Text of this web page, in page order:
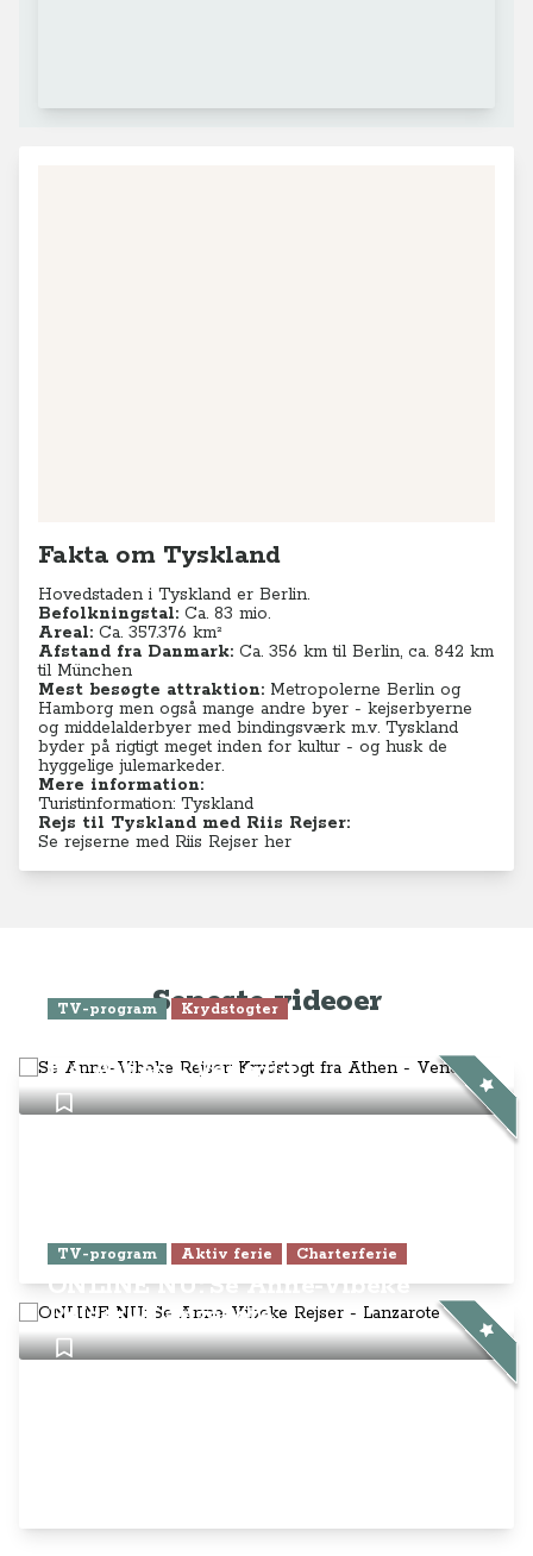
Fakta om Tyskland
Hovedstaden i Tyskland er Berlin.
Befolkningstal: Ca. 83 mio.
Areal: Ca. 357.376 km²
Afstand fra Danmark: Ca. 356 km til Berlin, ca. 842 km
til München
Mest besøgte attraktion: Metropolerne Berlin og
Hamborg men også mange andre byer - kejserbyerne
og middelalderbyer med bindingsværk m.v. Tyskland
byder på rigtigt meget inden for kultur - og husk de
hyggelige julemarkeder.
Mere information:
Turistinformation: Tyskland
Rejs til Tyskland med Riis Rejser:
Se rejserne med Riis Rejser her
Seneste videoer
TV-program Krydstogter
fra Athen - Venedig
TV-program Aktiv ferie Charterferie
ONLINE NU: Se Anne-Vibeke
Rejser - Lanzarote